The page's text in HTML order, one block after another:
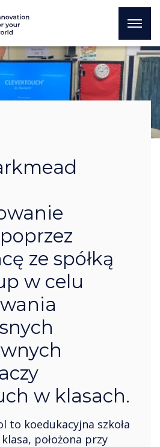
ze spółką
w celu
w klasach.
to koedukacyjna szkoła
położona przy